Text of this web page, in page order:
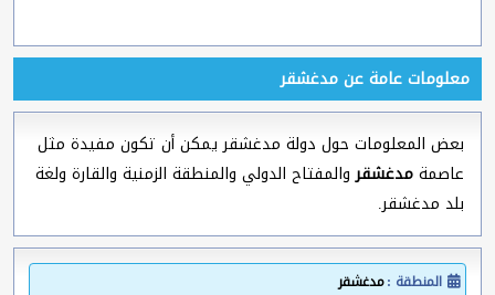
معلومات عامة عن مدغشقر
بعض المعلومات حول دولة مدغشقر يمكن أن تكون مفيدة مثل
عاصمةمدغشقروالمفتاح الدولي والمنطقة الزمنية والقارة ولغة
بلد مدغشقر.
المنطقة :مدغشقر